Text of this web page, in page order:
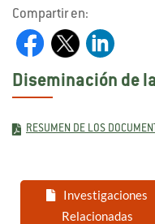
Compartir en:
Diseminación de
RESUMEN DE LOS
Investigaciones
Relacionadas